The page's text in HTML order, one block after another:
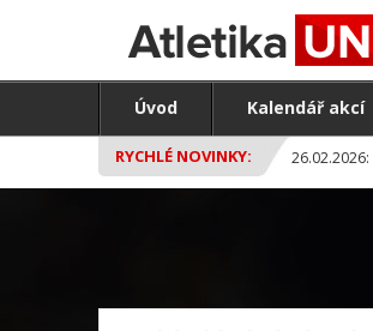
Úvod Kalendář akcí
RYCHLÉ NOVINKY: 26.02.2026: